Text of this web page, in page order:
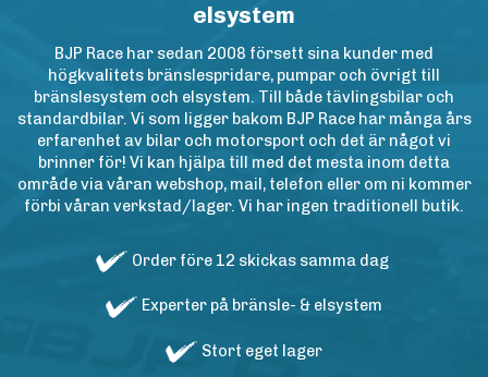
elsystem
BJP Race har sedan 2008 försett sina kunder med
högkvalitets bränslespridare, pumpar och övrigt till
bränslesystem och elsystem. Till både tävlingsbilar och
standardbilar. Vi som ligger bakom BJP Race har många års
erfarenhet av bilar och motorsport och det är något vi
brinner för! Vi kan hjälpa till med det mesta inom detta
område via våran webshop, mail, telefon eller om ni kommer
förbi våran verkstad/lager. Vi har ingen traditionell butik.
Order före 12 skickas samma dag
Experter på bränsle- & elsystem
Stort eget lager